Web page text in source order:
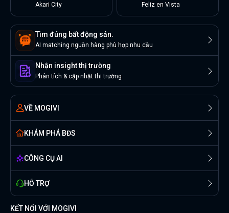
Akari City
Feliz en Vista
Tìm đúng bất động sản.
AI matching nguồn hàng phù hợp nhu cầu
Nhận insight thị trường
Phân tích & cập nhật thị trường
VỀ MOGIVI
KHÁM PHÁ BĐS
CÔNG CỤ AI
HỖ TRỢ
KẾT NỐI VỚI MOGIVI